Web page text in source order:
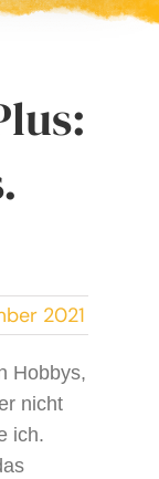
2021
Hobbys,
nicht
ich.